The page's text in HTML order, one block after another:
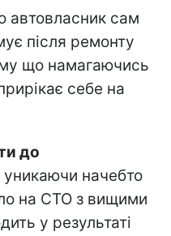
автовласник сам
після ремонту
що намагаючись
себе на
до
уникаючи начебто
на СТО з вищими
у результаті